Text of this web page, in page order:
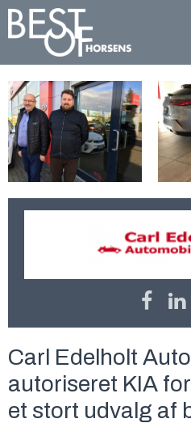
Carl Edelholt
autoriseret KIA
et stort udvalg af